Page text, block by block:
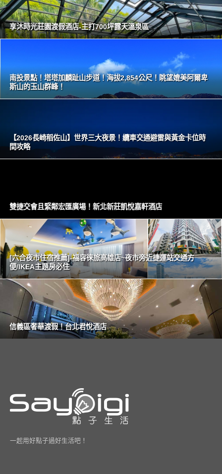
享沐時光莊園渡假酒店-主打700坪露天溫泉區
南投景點！塔塔加麟趾山步道！海拔2,854公尺！眺望媲美阿爾卑
斯山的玉山群峰！
【2026長崎稻佐山】世界三大夜景！纜車交通避雷與黃金卡位時
間攻略
雙捷交會且緊鄰宏匯廣場！新北新莊凱悅嘉軒酒店
[六合夜市住宿推薦]-福容徠旅高雄店~夜市旁近捷運站交通方
便/IKEA主題房必住
信義區奢華渡假！台北君悅酒店
一起用好點子過好生活吧！